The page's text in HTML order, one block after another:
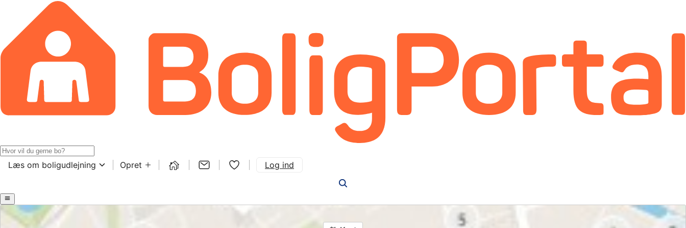
Læs om boligudlejning Opret Log ind